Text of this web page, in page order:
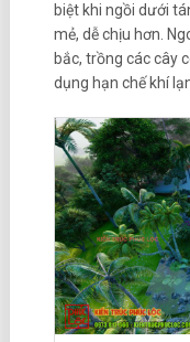
biệt khi ngồi dưới
mẻ, dễ chịu hơn.
bắc, trồng các cây
dụng hạn chế khí